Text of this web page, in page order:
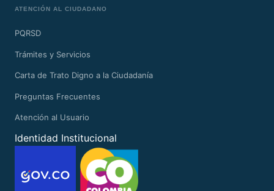
ATENCIÓN AL CIUDADANO
PQRSD
Trámites y Servicios
Carta de Trato Digno a la Ciudadanía
Preguntas Frecuentes
Atención al Usuario
Identidad Institucional